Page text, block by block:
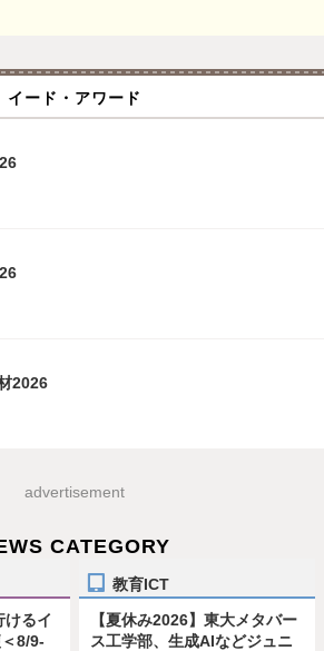
イード・アワード
2026
advertisement
CATEGORY
けるイ
8/9-
教育ICT
【夏休み2026】東大メタバー
ス工学部、生成AIなどジュニ